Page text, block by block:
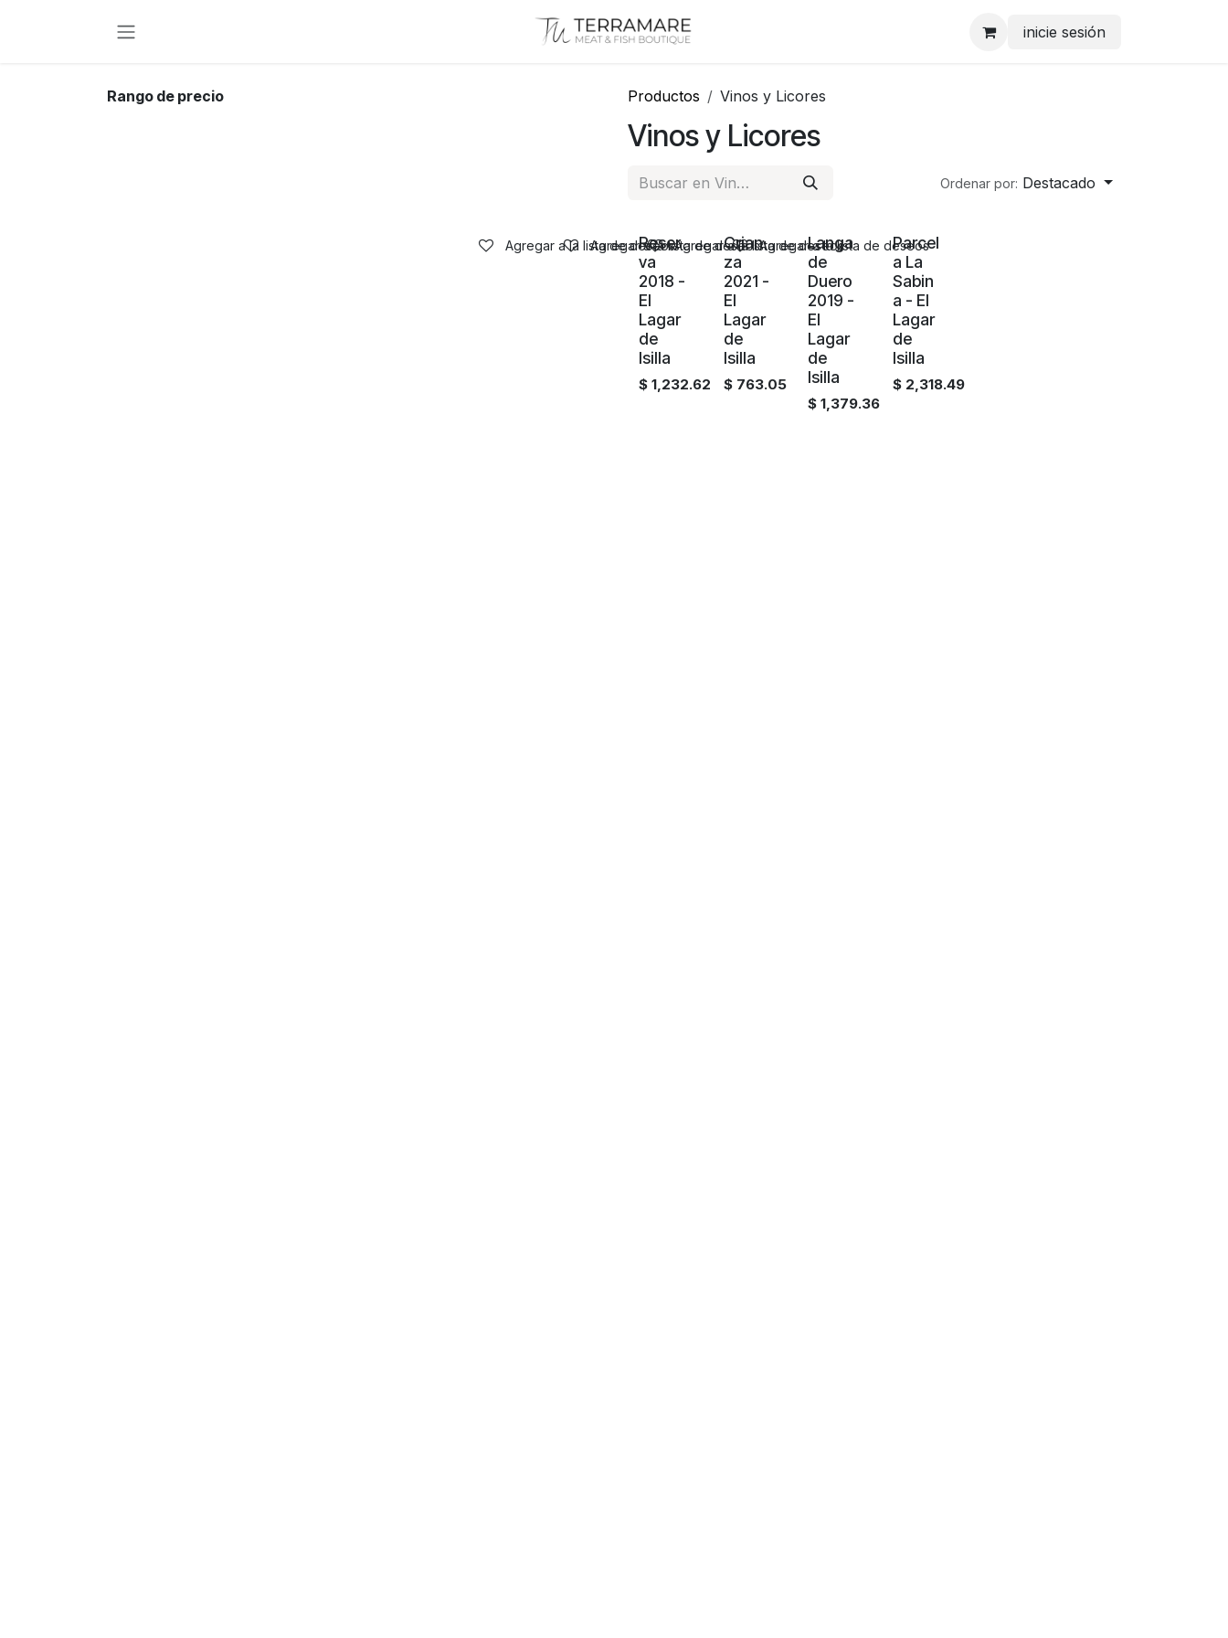
inicie sesión
Rango de precio Productos Vinos y Licores
Vinos y Licores
Ordenar por: Destacado
Agotado
Reser
va
2018 -
El
Lagar
de
Isilla
$ 1,232.62
Agregar a la lista de deseos Agotado
Crian
za
2021 -
El
Lagar
de
Isilla
$ 763.05
Agregar a la lista de deseos Agotado
Langa
de
Duero
2019 -
El
Lagar
de
Isilla
$1,379.36
Agregar a la lista de deseos Agotado
Parcel
a La
Sabin
a - El
Lagar
de
Isilla
$ 2,318.49
Agregar a la lista de deseos